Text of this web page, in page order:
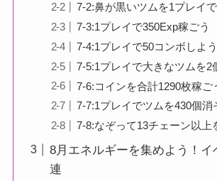
7-2:鼻が黒いツムを1プレイ
7-3:1プレイで350Exp稼ごう
7-4:1プレイで50コンボしよう
7-5:1プレイで大きなツムを2
7-6:コインを合計1290枚稼ご
7-7:1プレイでツムを430個消
7-8:なぞって13チェーン以上
8月エネルギーを集めよう！イ
連